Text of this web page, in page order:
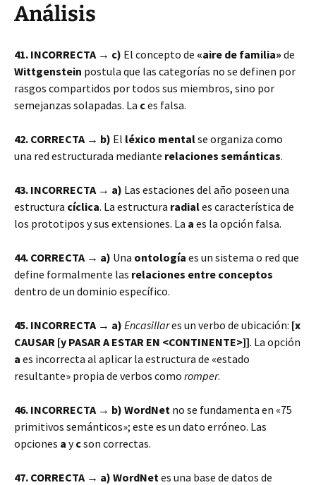
Análisis
41. INCORRECTA → c) El concepto de «aire de familia» de
Wittgenstein postula que las categorías no se definen por
rasgos compartidos por todos sus miembros, sino por
semejanzas solapadas. La ces falsa.
42. CORRECTA → b) El léxico mentalse organiza como
una red estructurada mediante relaciones semánticas.
43. INCORRECTA → a) Las estaciones del año poseen una
estructura cíclica. La estructura radiales característica de
los prototipos y sus extensiones. La a es la opción falsa.
44. CORRECTA → a) Una ontología es un sistema o red que
define formalmente las relaciones entre conceptos
dentro de un dominio específico.
45. INCORRECTA → a) Encasillares un verbo de ubicación: [x
CAUSAR [y PASAR A ESTAR EN <CONTINENTE>]]. La opción
a es incorrecta al aplicar la estructura de «estado
resultante» propia de verbos como romper.
46. INCORRECTA → b) WordNet no se fundamenta en «75
primitivos semánticos»; este es un dato erróneo. Las
opciones a ycson correctas.
47. CORRECTA → a) WordNetes una base de datos de